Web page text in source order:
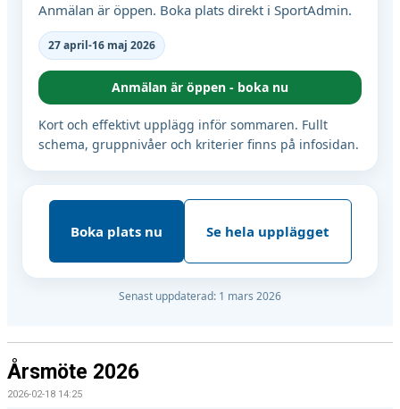
Anmälan är öppen. Boka plats direkt i SportAdmin.
27 april-16 maj 2026
Anmälan är öppen - boka nu
Kort och effektivt upplägg inför sommaren. Fullt
schema, gruppnivåer och kriterier finns på infosidan.
Boka plats nu Se hela upplägget
Senast uppdaterad: 1 mars 2026
Årsmöte 2026
2026-02-18 14:25